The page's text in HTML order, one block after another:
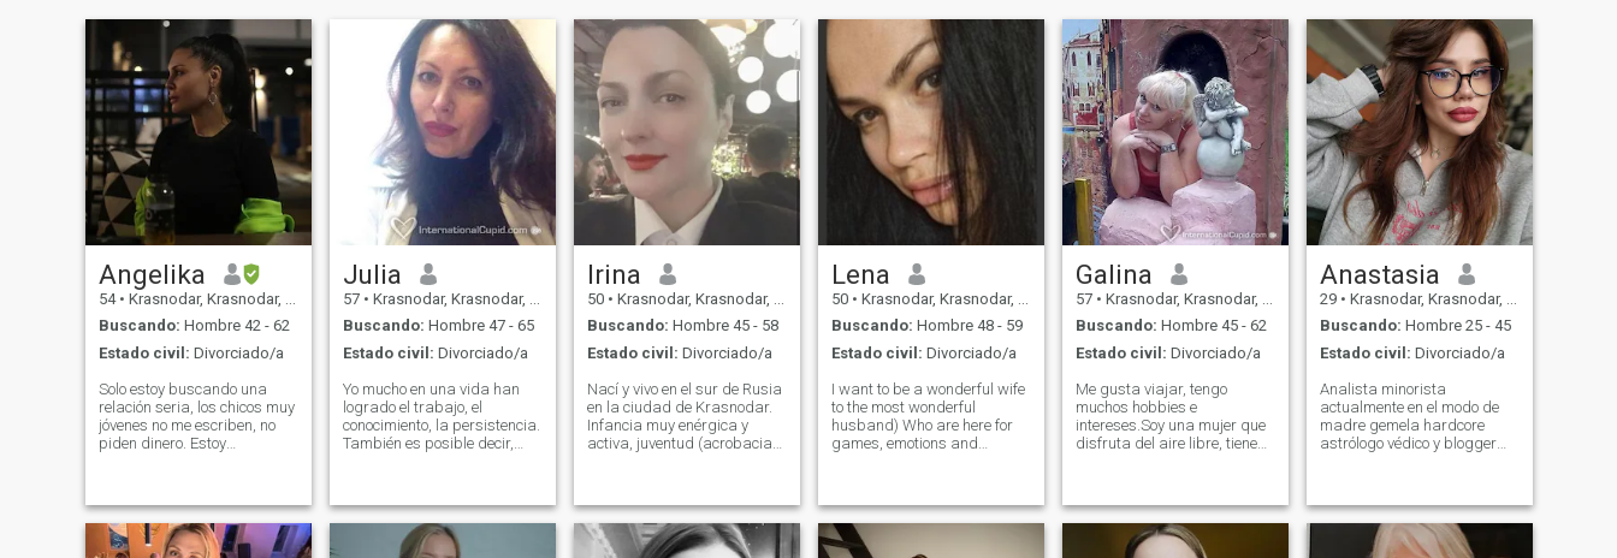
Angelika
54 • Krasnodar, Krasnodar, Rusia
Buscando: Hombre 42 - 62
Estado civil: Divorciado/a
Solo estoy buscando una
relación seria, los chicos muy
jóvenes no me escriben, no
piden dinero. Estoy
vidas. Estoy listo para
mudarme a cualquier parte
del mundo para estar cerca
Julia
57 • Krasnodar, Krasnodar, Rusia
Buscando: Hombre 47 - 65
Estado civil: Divorciado/a
Yo mucho en una vida han
logrado el trabajo, el
conocimiento, la persistencia.
También es posible decir,
éxito de la cabeza... "Games"
en el Internet no son
interesantes para mí, puedo
Irina
50 • Krasnodar, Krasnodar, Rusia
Buscando: Hombre 45 - 58
Estado civil: Divorciado/a
Nací y vivo en el sur de Rusia
en la ciudad de Krasnodar.
Infancia muy enérgica y
activa, juventud (acrobacias
natación, buceo, salto en
paracaídas). personalidad
creativa (más de un
Lena
50 • Krasnodar, Krasnodar, Rusia
Buscando: Hombre 48 - 59
Estado civil: Divorciado/a
I want to be a wonderful wife
to the most wonderful
husband) Who are here for
games, emotions and
kind. I feel a lie from afar.
Caring and family-oriented.
My c
Galina
57 • Krasnodar, Krasnodar, Rusia
Buscando: Hombre 45 - 62
Estado civil: Divorciado/a
Me gusta viajar, tengo
muchos hobbies e
intereses.Soy una mujer que
disfruta del aire libre, tiene
termine pronto… Soy muy
romántica y activa en la
vida. Me gusta la ropa
Anastasia
29 • Krasnodar, Krasnodar, Rusia
Buscando: Hombre 25 - 45
Estado civil: Divorciado/a
Analista minorista
actualmente en el modo de
madre gemela hardcore
astrólogo védico y blogger
controlador de DJ (no es
nuevos lugares. 100%